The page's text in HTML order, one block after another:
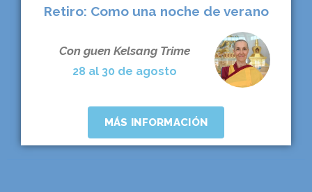
Retiro: Como una noche de verano
Con guen Kelsang Trime
28 al 30 de agosto
MÁS INFORMACIÓN